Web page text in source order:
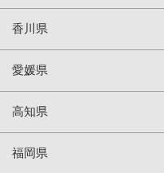
香川県
愛媛県
高知県
福岡県